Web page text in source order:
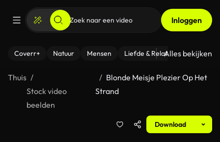
Inloggen
Coverr+ Natuur Mensen Liefde & Relaties - Fitness
Alles bekijken
Thuis
Stock video
beelden
Blonde Meisje Plezier Op Het
Strand
Download